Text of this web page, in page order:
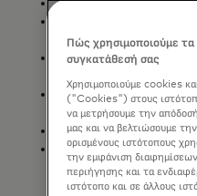
καρτελών
Εναλλακτικές λύσεις
Ρυθμιζόμενη
και μεγέθυνση
Υπότιτλοι και
Σαφή μηνύματα
φόρμας[TT1]
Πώς χρησιμοποιούμε
συγκατάθεσή σας
Χρησιμοποιούμε cookies
("Cookies") στους
να μετρήσουμε την
μας και να βελτιώσουμε
ορισμένους ιστότοπους
την εμφάνιση
περιήγησης και τα
ιστότοπο και σε άλλους